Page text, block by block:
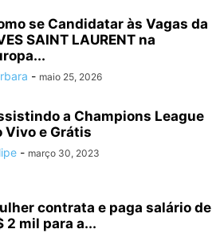
se Candidatar às Vagas da
SAINT LAURENT na
- maio 25, 2026
a Champions League
Vivo e Grátis
- março 30, 2023
contrata e paga salário de
2 mil para a...